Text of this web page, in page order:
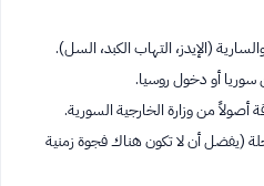
(الإيدز، التهاب الكبد، السل).
أو دخول روسيا.
من وزارة الخارجية السورية.
(يفضل أن لا تكون هناك فجوة زمنية